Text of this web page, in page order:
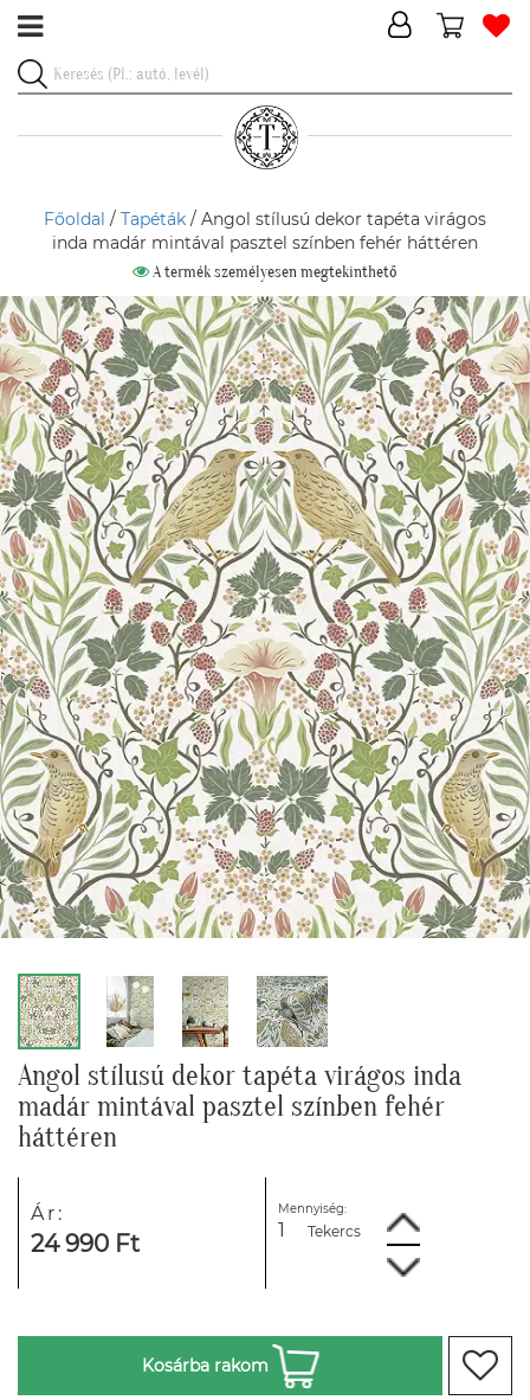
Főoldal / Tapéták / Angol stílusú dekor tapéta virágos
inda madár mintával pasztel színben fehér háttéren
A termék személyesen megtekinthető
Angol stílusú dekor tapéta virágos inda
madár mintával pasztel színben fehér
háttéren
Ár:
24 990 Ft
Mennyiség:
Tekercs
Kosárba rakom